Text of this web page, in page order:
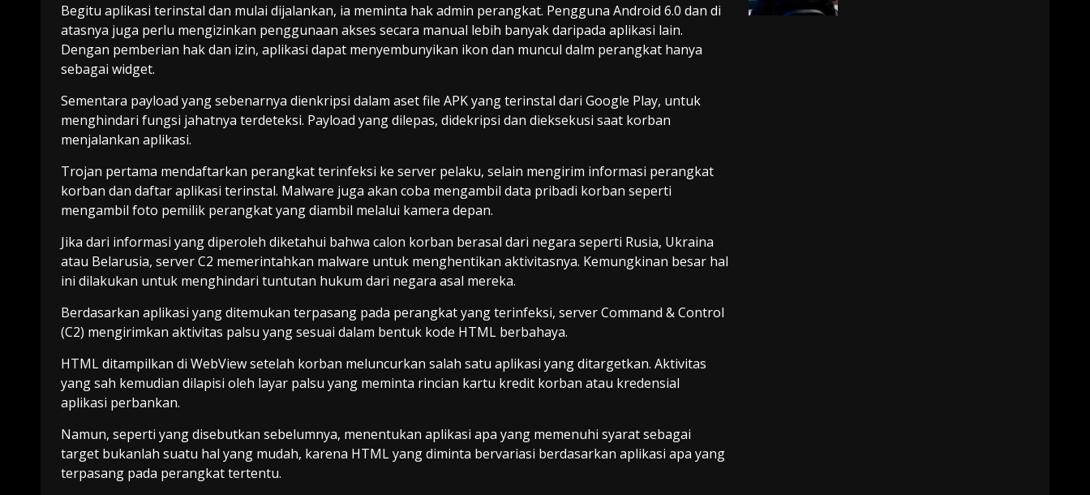
Begitu aplikasi terinstal dan mulai dijalankan, ia meminta hak admin perangkat. Pengguna Android 6.0 dan di
atasnya juga perlu mengizinkan penggunaan akses secara manual lebih banyak daripada aplikasi lain.
Dengan pemberian hak dan izin, aplikasi dapat menyembunyikan ikon dan muncul dalm perangkat hanya
sebagai widget.
Sementara payload yang sebenarnya dienkripsi dalam aset file APK yang terinstal dari Google Play, untuk
menghindari fungsi jahatnya terdeteksi. Payload yang dilepas, didekripsi dan dieksekusi saat korban
menjalankan aplikasi.
Trojan pertama mendaftarkan perangkat terinfeksi ke server pelaku, selain mengirim informasi perangkat
korban dan daftar aplikasi terinstal. Malware juga akan coba mengambil data pribadi korban seperti
mengambil foto pemilik perangkat yang diambil melalui kamera depan.
Jika dari informasi yang diperoleh diketahui bahwa calon korban berasal dari negara seperti Rusia, Ukraina
atau Belarusia, server C2 memerintahkan malware untuk menghentikan aktivitasnya. Kemungkinan besar hal
ini dilakukan untuk menghindari tuntutan hukum dari negara asal mereka.
Berdasarkan aplikasi yang ditemukan terpasang pada perangkat yang terinfeksi, server Command & Control
(C2) mengirimkan aktivitas palsu yang sesuai dalam bentuk kode HTML berbahaya.
HTML ditampilkan di WebView setelah korban meluncurkan salah satu aplikasi yang ditargetkan. Aktivitas
yang sah kemudian dilapisi oleh layar palsu yang meminta rincian kartu kredit korban atau kredensial
aplikasi perbankan.
Namun, seperti yang disebutkan sebelumnya, menentukan aplikasi apa yang memenuhi syarat sebagai
target bukanlah suatu hal yang mudah, karena HTML yang diminta bervariasi berdasarkan aplikasi apa yang
terpasang pada perangkat tertentu.